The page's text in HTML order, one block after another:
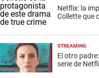
Netflix: la
Collette que
STREAMING
El otro
serie de